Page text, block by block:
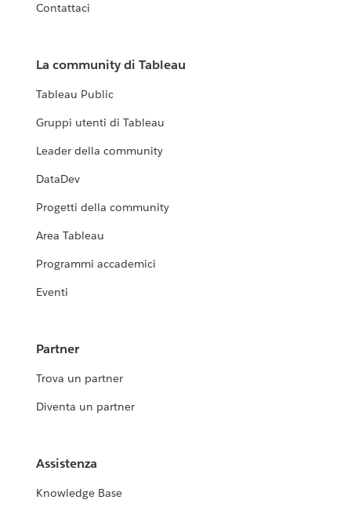
Contattaci
La community di Tableau
Tableau Public
Gruppi utenti di Tableau
Leader della community
DataDev
Progetti della community
Area Tableau
Programmi accademici
Eventi
Partner
Trova un partner
Diventa un partner
Assistenza
Knowledge Base